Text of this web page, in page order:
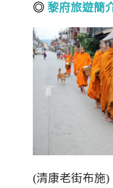
◎ 黎府旅遊簡
(清康老街布施)